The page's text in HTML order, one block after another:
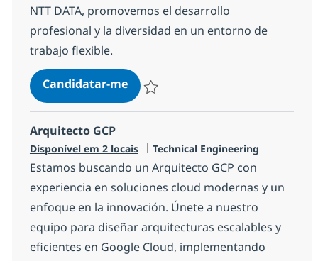
NTT DATA, promovemos el desarrollo
profesional y la diversidad en un entorno de
trabajo flexible.
Candidatar-meApplication Services
Arquitecto GCP
Disponível em 2 locais Categoria
Technical Engineering
Estamos buscando un Arquitecto GCP con
experiencia en soluciones cloud modernas y un
enfoque en la innovación. Únete a nuestro
equipo para diseñar arquitecturas escalables y
eficientes en Google Cloud, implementando